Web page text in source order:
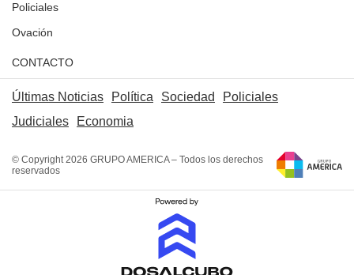
Policiales
Ovación
CONTACTO
Últimas Noticias Política Sociedad
Policiales
Judiciales
Economia
© Copyright 2026 GRUPO AMERICA – Todos los derechos
reservados